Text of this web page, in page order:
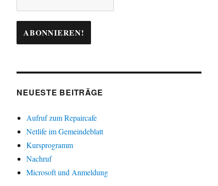
NEUESTE BEITRÄGE
Aufruf zum Repaircafe
Netlife im Gemeindeblatt
Kursprogramm
Nachruf
Microsoft und Anmeldung